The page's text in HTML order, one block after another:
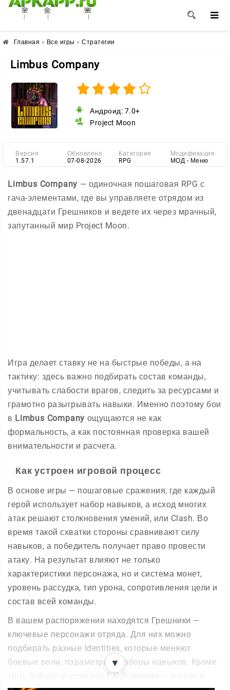
🌸 🌼 🌺
Главная » Все игры » Стратегии
Limbus Company
Андроид: 7.0+
Project Moon
Версия
1.57.1
Обновлено
07-08-2026
Категория
RPG
Модификация
МОД - Меню
Limbus Company — одиночная пошаговая RPG с
гача-элементами, где вы управляете отрядом из
двенадцати Грешников и ведете их через мрачный,
запутанный мир Project Moon.
Игра делает ставку не на быстрые победы, а на
тактику: здесь важно подбирать состав команды,
учитывать слабости врагов, следить за ресурсами и
грамотно разыгрывать навыки. Именно поэтому бои
в Limbus Company ощущаются не как
формальность, а как постоянная проверка вашей
внимательности и расчета.
Как устроен игровой процесс
В основе игры — пошаговые сражения, где каждый
герой использует набор навыков, а исход многих
атак решают столкновения умений, или Clash. Во
время такой схватки стороны сравнивают силу
навыков, а победитель получает право провести
атаку. На результат влияют не только
характеристики персонажа, но и система монет,
уровень рассудка, тип урона, сопротивления цели и
состав всей команды.
В вашем распоряжении находятся Грешники —
ключевые персонажи отряда. Для них можно
подбирать разные Identities, которые меняют
боевые роли, параметры и наборы навыков. Кроме
того, бойцов усиливают E.G.O-умения — мощные
▼